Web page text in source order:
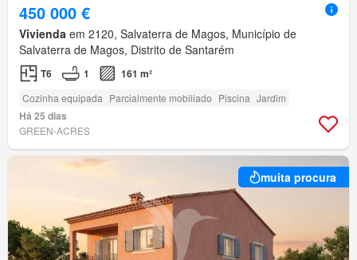
450 000 €
Vivienda em 2120, Salvaterra de Magos, Município de
Salvaterra de Magos, Distrito de Santarém
T6 1 161 m²
Cozinha equipada Parcialmente mobiliado Piscina Jardim
Há 25 dias
GREEN-ACRES
muita procura